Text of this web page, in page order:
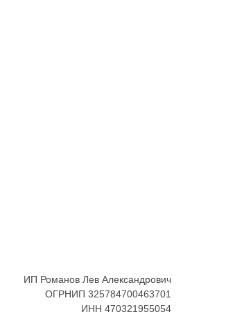
ИП Романов Лев Александрович
ОГРНИП 325784700463701
ИНН 470321955054